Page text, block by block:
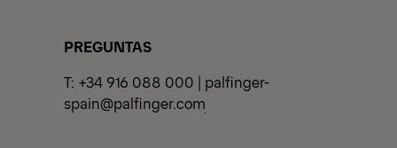
PREGUNTAS
T: +34 916 088 000 | palfinger-
spain@palfinger.com